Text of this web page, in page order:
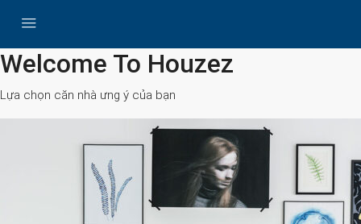
Search
Welcome To Houzez
Lựa chọn căn nhà ưng ý của bạn